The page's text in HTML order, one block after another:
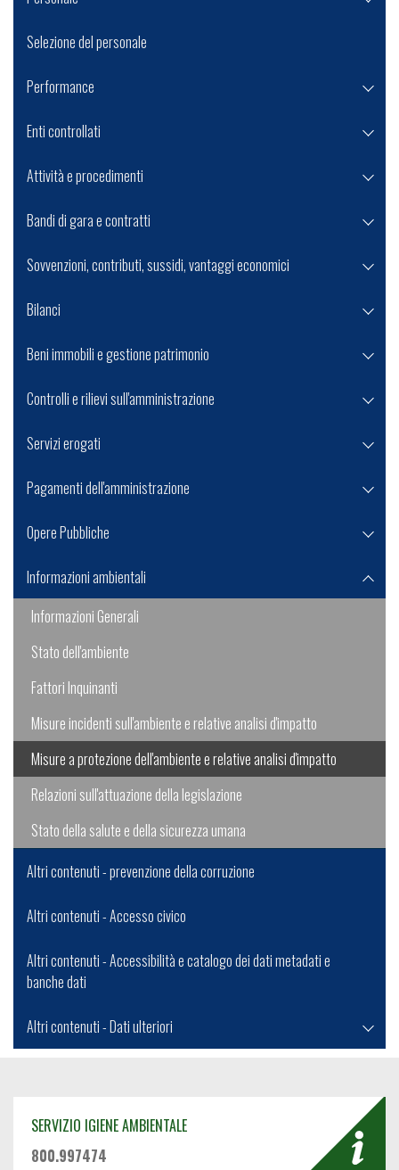
Selezione del personale
Performance
Enti controllati
Attività e procedimenti
Bandi di gara e contratti
Sovvenzioni, contributi, sussidi, vantaggi economici
Bilanci
Beni immobili e gestione patrimonio
Controlli e rilievi sull'amministrazione
Servizi erogati
Pagamenti dell'amministrazione
Opere Pubbliche
Informazioni ambientali
Informazioni Generali
Stato dell'ambiente
Fattori Inquinanti
Misure incidenti sull'ambiente e relative analisi d'impatto
Misure a protezione dell'ambiente e relative analisi d'impatto
Relazioni sull'attuazione della legislazione
Stato della salute e della sicurezza umana
Altri contenuti - prevenzione della corruzione
Altri contenuti - Accesso civico
Altri contenuti - Accessibilità e catalogo dei dati metadati e
banche dati
Altri contenuti - Dati ulteriori
SERVIZIO IGIENE AMBIENTALE
800.997474